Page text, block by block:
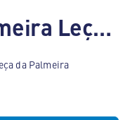
ALDI Leça da Palmeira Leça da Palmeira
da Palmeira